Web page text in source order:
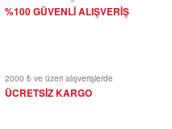
%100 GÜVENLİ ALIŞVERİŞ
2000 ₺ ve üzeri alışverişlerde
ÜCRETSİZ KARGO